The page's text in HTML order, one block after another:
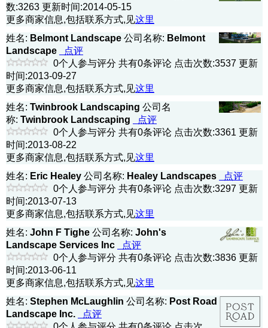
数:3263 更新时间:2014-05-15
更多商家信息,包括联系方式,见这里
姓名: Belmont Landscape 公司名称: Belmont
Landscape
点评
0个人参与评分 共有0条评论 点击次数:3537 更新
时间:2013-09-27
更多商家信息,包括联系方式,见这里
姓名: Twinbrook Landscaping 公司名
称: Twinbrook Landscaping
点评
0个人参与评分 共有0条评论 点击次数:3361 更新
时间:2013-08-22
更多商家信息,包括联系方式,见这里
姓名: Eric Healey 公司名称: Healey Landscapes
点评
0个人参与评分 共有0条评论 点击次数:3297 更新
时间:2013-07-13
更多商家信息,包括联系方式,见这里
姓名: John F Tighe 公司名称: John's
Landscape Services Inc
点评
0个人参与评分 共有0条评论 点击次数:3836 更新
时间:2013-06-11
更多商家信息,包括联系方式,见这里
姓名: Stephen McLaughlin 公司名称: Post Road
Landscape Inc.
点评